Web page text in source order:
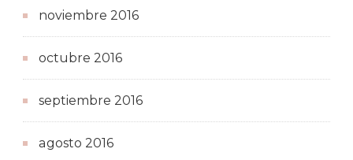
noviembre 2016
octubre 2016
septiembre 2016
agosto 2016